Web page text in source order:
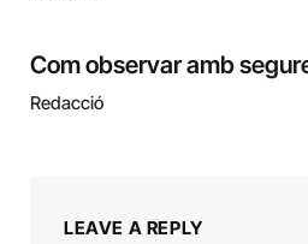
Com observar amb
Redacció
LEAVE A REPLY